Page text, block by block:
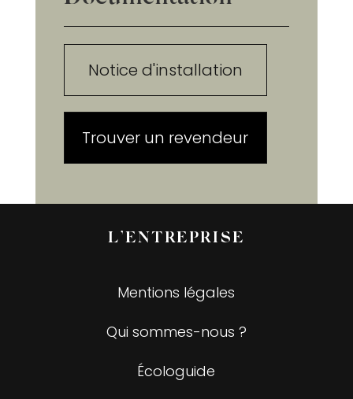
Notice d'installation
Trouver un revendeur
L’ENTREPRISE
Mentions légales
Qui sommes-nous ?
Écologuide